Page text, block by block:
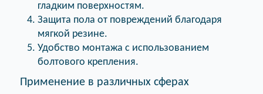
гладким поверхностям.
Защита пола от повреждений благодаря
мягкой резине.
Удобство монтажа с использованием
болтового крепления.
Применение в различных сферах